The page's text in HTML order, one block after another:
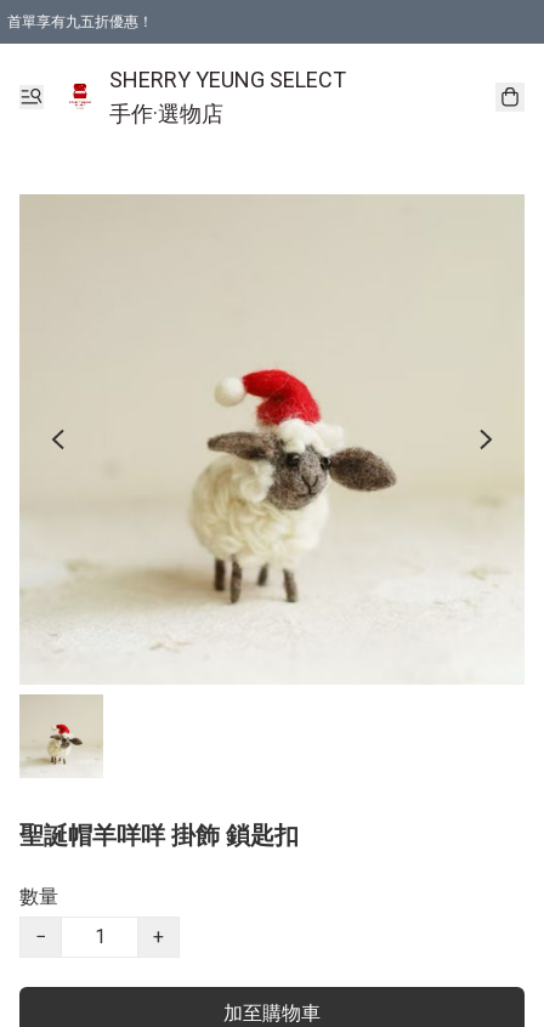
首單享有九五折優惠！
SHERRY YEUNG SELECT
手作·選物店
聖誕帽羊咩咩 掛飾 鎖匙扣
數量
−
+
加至購物車